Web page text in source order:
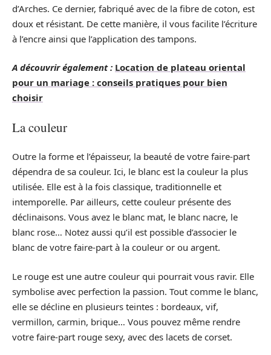
d’Arches. Ce dernier, fabriqué avec de la fibre de coton, est
doux et résistant. De cette manière, il vous facilite l’écriture
à l’encre ainsi que l’application des tampons.
A découvrir également : Location de plateau oriental
pour un mariage : conseils pratiques pour bien
choisir
La couleur
Outre la forme et l’épaisseur, la beauté de votre faire-part
dépendra de sa couleur. Ici, le blanc est la couleur la plus
utilisée. Elle est à la fois classique, traditionnelle et
intemporelle. Par ailleurs, cette couleur présente des
déclinaisons. Vous avez le blanc mat, le blanc nacre, le
blanc rose… Notez aussi qu’il est possible d’associer le
blanc de votre faire-part à la couleur or ou argent.
Le rouge est une autre couleur qui pourrait vous ravir. Elle
symbolise avec perfection la passion. Tout comme le blanc,
elle se décline en plusieurs teintes : bordeaux, vif,
vermillon, carmin, brique… Vous pouvez même rendre
votre faire-part rouge sexy, avec des lacets de corset.